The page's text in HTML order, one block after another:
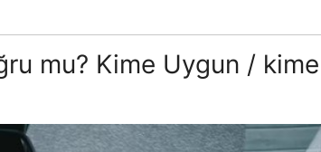
mu? Kime Uygun / kime